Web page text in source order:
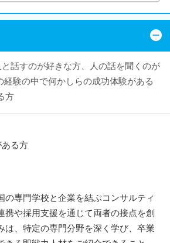
話すのが好きな方、人の話を聞くのが
験の中で何かしらの成功体験がある
方
る方
の専門学校と企業を結ぶコンサルティ
携や採用支援を通じて両者の接点を創
は、特定の専門分野を深く学び、卒業